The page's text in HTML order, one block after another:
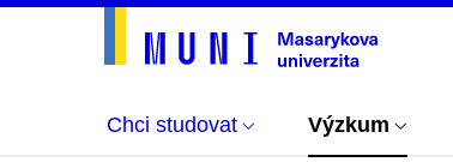
Chci studovat Výzkum